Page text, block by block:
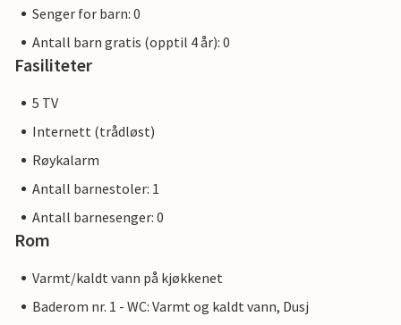
Senger for barn: 0
Antall barn gratis (opptil 4 år): 0
Fasiliteter
5 TV
Internett (trådløst)
Røykalarm
Antall barnestoler: 1
Antall barnesenger: 0
Rom
Varmt/kaldt vann på kjøkkenet
Baderom nr. 1 - WC: Varmt og kaldt vann, Dusj